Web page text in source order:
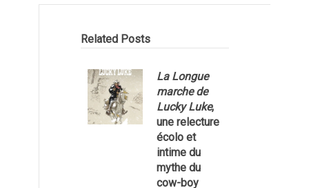
Related Posts
La Longue
marche de
Lucky Luke,
une relecture
écolo et
intime du
mythe du
cow-boy